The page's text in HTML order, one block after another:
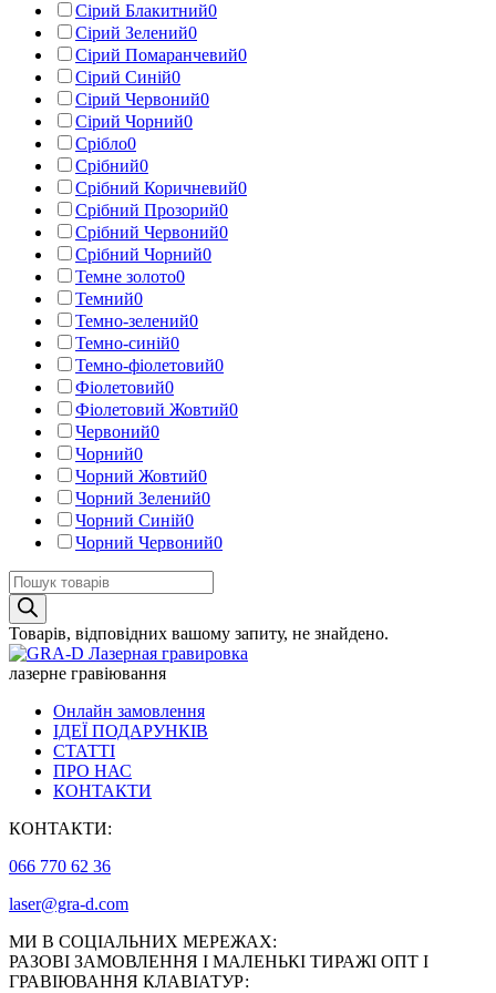
Сірий Блакитний0
Сірий Зелений0
Сірий Помаранчевий0
Сірий Синій0
Сірий Червоний0
Сірий Чорний0
Срібло0
Срібний0
Срібний Коричневий0
Срібний Прозорий0
Срібний Червоний0
Срібний Чорний0
Темне золото0
Темний0
Темно-зелений0
Темно-синій0
Темно-фіолетовий0
Фіолетовий0
Фіолетовий Жовтий0
Червоний0
Чорний0
Чорний Жовтий0
Чорний Зелений0
Чорний Синій0
Чорний Червоний0
Пошук
товарів
Товарів, відповідних вашому запиту, не знайдено.
лазерне гравіювання
Онлайн замовлення
ІДЕЇ ПОДАРУНКІВ
СТАТТІ
ПРО НАС
КОНТАКТИ
КОНТАКТИ:
066 770 62 36
laser@gra-d.com
МИ В СОЦІАЛЬНИХ МЕРЕЖАХ:
РАЗОВІ ЗАМОВЛЕННЯ І МАЛЕНЬКІ ТИРАЖІ ОПТ І
ГРАВІЮВАННЯ КЛАВІАТУР: